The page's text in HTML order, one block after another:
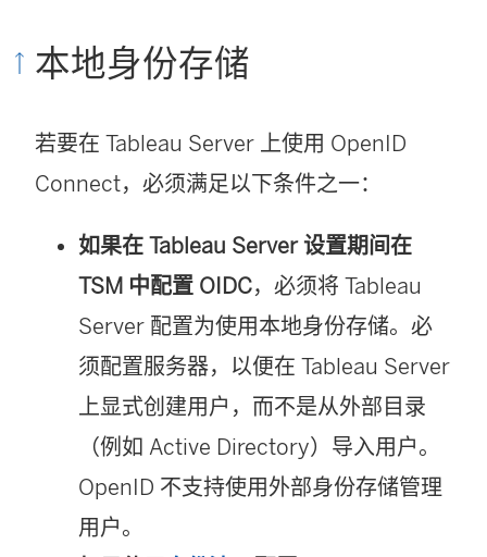
本地身份存储
若要在 Tableau Server 上使用 OpenID
Connect，必须满足以下条件之一：
如果在 Tableau Server 设置期间在
TSM 中配置 OIDC，必须将 Tableau
Server 配置为使用本地身份存储。必
须配置服务器，以便在 Tableau Server
上显式创建用户，而不是从外部目录
（例如 Active Directory）导入用户。
OpenID 不支持使用外部身份存储管理
用户。